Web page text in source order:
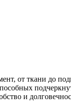
от ткани до
и